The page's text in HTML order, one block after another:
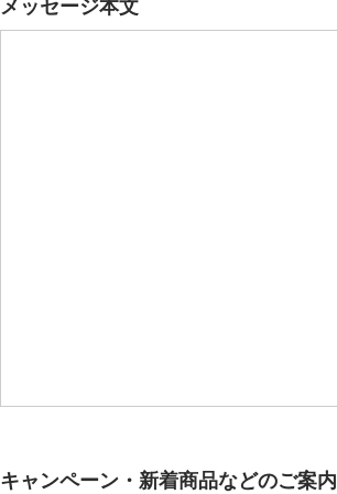
メッセージ本文
キャンペーン・新着商品などのご案内